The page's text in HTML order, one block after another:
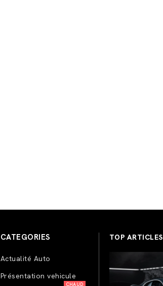
CATEGORIES
Actualité Auto
Présentation vehicule
CHAUD
TOP ARTICLES